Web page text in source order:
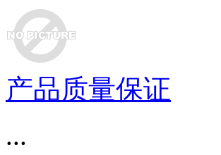
产品质量保证
...